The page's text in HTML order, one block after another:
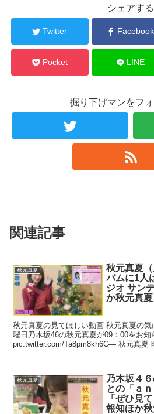
シェアする
Twitter Facebook
Pocket LINE
掘り下げマンをフ
関連記事
秋元真夏
秋元真夏
バムに1人
ジオ サン
か秋元真
秋元真夏の見てほしい動画 秋元真夏の
曜日乃木坂46の秋元真夏が09：00をお
pic.twitter.com/Ta8pm8kh6C— 秋元真夏
秋元真夏
乃木坂４
との「ａ
「ぜひ見
報知ほか